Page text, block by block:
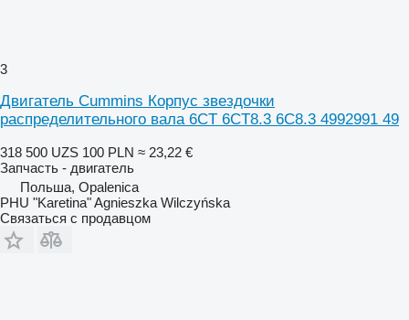
3
Двигатель Cummins Корпус звездочки
распределительного вала 6CT 6CT8.3 6C8.3 4992991 49
318 500 UZS 100 PLN ≈ 23,22 €
Запчасть - двигатель
Польша, Opalenica
PHU "Karetina" Agnieszka Wilczyńska
Связаться с продавцом